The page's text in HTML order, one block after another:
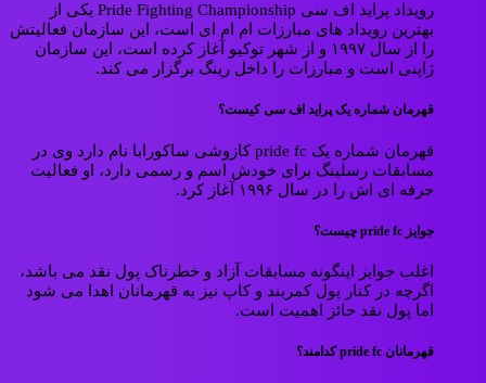
رویداد پراید اف سی Pride Fighting Championship یکی از
بهترین رویداد های مبارزات ام ام ای است، این سازمان فعالیتش
را از سال ۱۹۹۷ و از شهر توکیو آغاز کرده است، این سازمان
ژاپنی است و مبارزات را داخل رینگ برگزار می کند.
قهرمان شماره یک پراید اف سی کیست؟
قهرمان شماره یک pride fc کازوشی ساکورابا نام دارد وی در
مسابقات رسلینگ برای خودش اسم و رسمی دارد، او فعالیت
حرفه ای اش را در سال ۱۹۹۶ آغاز کرد.
جوایز pride fc چیست؟
اغلب جوایز اینگونه مسابقات آزاد و خطرناک پول نقد می باشد،
اگرچه در کنار پول کمربند و کاپ نیز به قهرمانان اهدا می شود
اما پول نقد حائز اهمیت است.
قهرمانان pride fc کدامند؟